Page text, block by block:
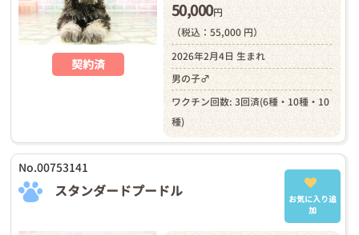
契約済
50,000円
（税込：55,000 円）
2026年2月4日 生まれ
男の子♂
ワクチン回数: 3回済(6種・10種・10
種)
No.00753141
スタンダードプードル
お気に入り追
加